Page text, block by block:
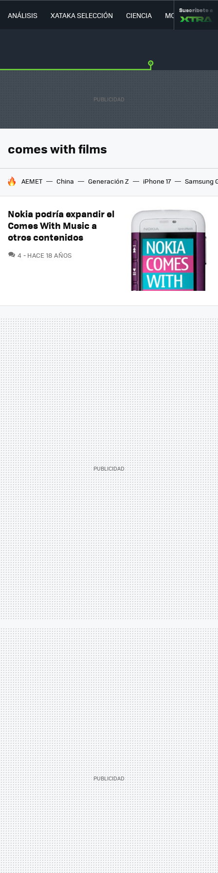
ANÁLISIS XATAKA SELECCIÓN CIENCIA MOVILIDAD
Suscríbete a
comes with films
HOY SE HABLA DE
AEMET China Generación Z iPhone 17 Samsung
Nokia podría expandir el
Comes With Music a
otros contenidos
4 COMENTARIOS
HACE 18 AÑOS